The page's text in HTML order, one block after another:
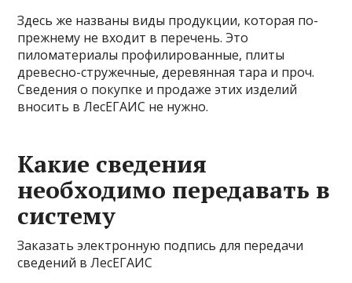
Здесь же названы виды продукции, которая по-
прежнему не входит в перечень. Это
пиломатериалы профилированные, плиты
древесно-стружечные, деревянная тара и проч.
Сведения о покупке и продаже этих изделий
вносить в ЛесЕГАИС не нужно.
Какие сведения
необходимо передавать в
систему
Заказать электронную подпись для передачи
сведений в ЛесЕГАИС